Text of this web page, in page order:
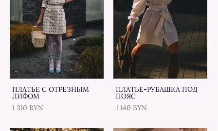
ПЛАТЬЕ C ОТРЕЗНЫМ
ЛИФОМ
1 310 BYN
ПЛАТЬЕ-РУБАШКА ПОД
ПОЯС
1 140 BYN